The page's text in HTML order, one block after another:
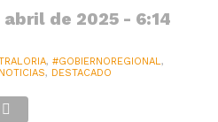
abril de 2025 - 6:14
, #GOBIERNOREGIONAL,
, DESTACADO